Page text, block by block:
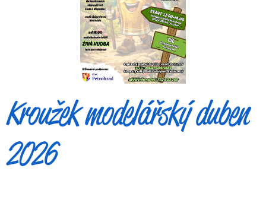
Kroužek modelářský duben
2026